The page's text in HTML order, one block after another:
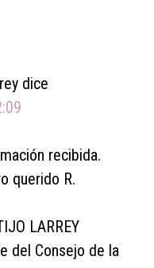
dice
recibida.
querido R.
LARREY
del Consejo de la